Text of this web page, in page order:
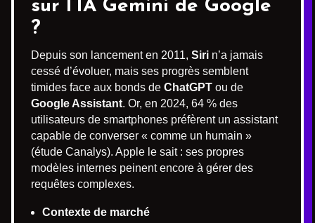
sur l’IA Gemini de Google
?
Depuis son lancement en 2011, Siri n’a jamais
cessé d’évoluer, mais ses progrès semblent
timides face aux bonds de ChatGPT ou de
Google Assistant. Or, en 2024, 64 % des
utilisateurs de smartphones préfèrent un assistant
capable de converser « comme un humain »
(étude Canalys). Apple le sait : ses propres
modèles internes peinent encore à gérer des
requêtes complexes.
Contexte de marché